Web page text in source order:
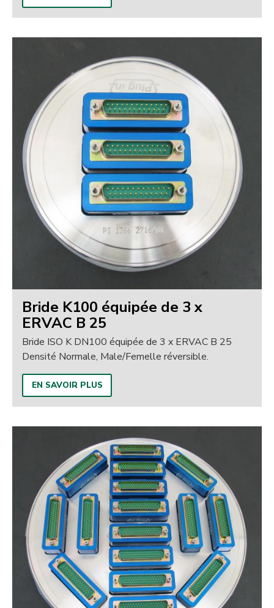
Bride K100 équipée de 3 x
ERVAC B 25
Bride ISO K DN100 équipée de 3 x ERVAC B 25
Densité Normale, Male/Femelle réversible.
EN SAVOIR PLUS